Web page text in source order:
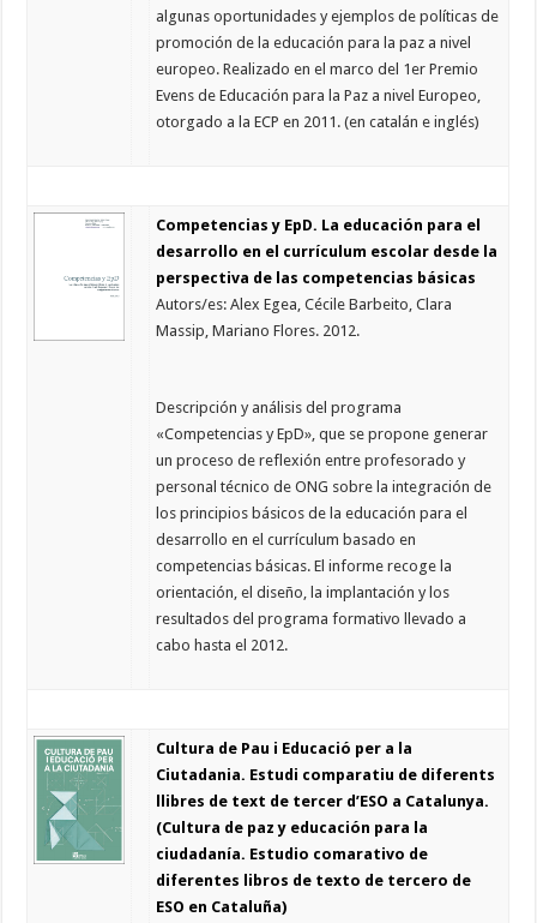
algunas oportunidades y ejemplos de políticas de
promoción de la educación para la paz a nivel
europeo. Realizado en el marco del 1er Premio
Evens de Educación para la Paz a nivel Europeo,
otorgado a la ECP en 2011. (en catalán e inglés)
Competencias y EpD. La educación para el
desarrollo en el currículum escolar desde la
perspectiva de las competencias básicas
Autors/es: Alex Egea, Cécile Barbeito, Clara
Massip, Mariano Flores. 2012.
Descripción y análisis del programa
«Competencias y EpD», que se propone generar
un proceso de reflexión entre profesorado y
personal técnico de ONG sobre la integración de
los principios básicos de la educación para el
desarrollo en el currículum basado en
competencias básicas. El informe recoge la
orientación, el diseño, la implantación y los
resultados del programa formativo llevado a
cabo hasta el 2012.
Cultura de Pau i Educació per a la
Ciutadania. Estudi comparatiu de diferents
llibres de text de tercer d’ESO a Catalunya.
(Cultura de paz y educación para la
ciudadanía. Estudio comarativo de
diferentes libros de texto de tercero de
ESO en Cataluña)